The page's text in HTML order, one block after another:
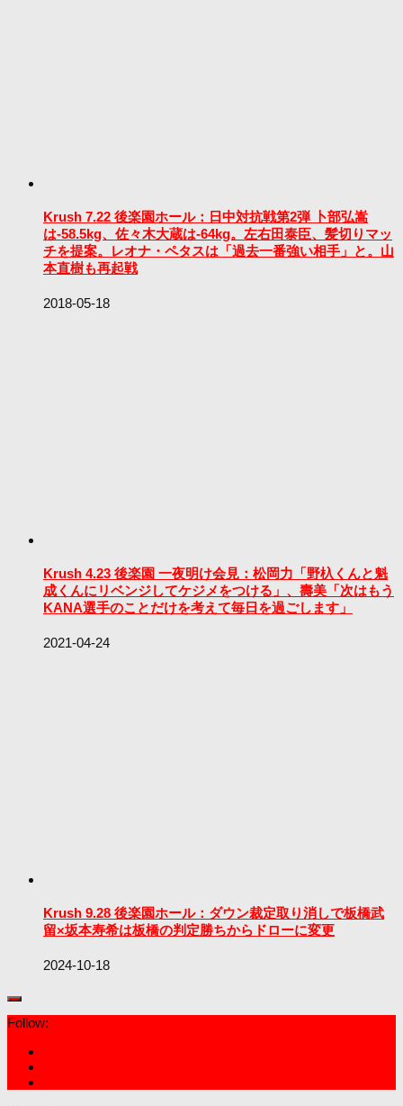
Krush 7.22 後楽園ホール：日中対抗戦第2弾 卜部弘嵩
は-58.5kg、佐々木大蔵は-64kg。左右田泰臣、髪切りマッ
チを提案。レオナ・ペタスは「過去一番強い相手」と。山
本直樹も再起戦
2018-05-18
Krush 4.23 後楽園 一夜明け会見：松岡力「野杁くんと魁
成くんにリベンジしてケジメをつける」、壽美「次はもう
KANA選手のことだけを考えて毎日を過ごします」
2021-04-24
Krush 9.28 後楽園ホール：ダウン裁定取り消しで板橋武
留×坂本寿希は板橋の判定勝ちからドローに変更
2024-10-18
Follow: